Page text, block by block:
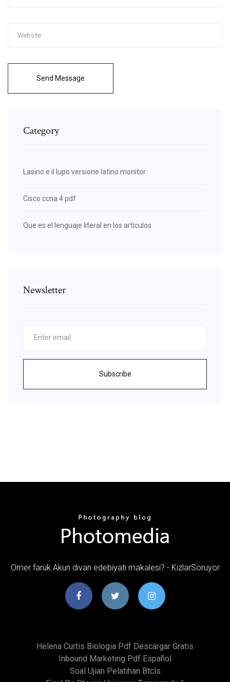
Send Message
Category
Lasino e il lupo versione latino monitor
Cisco ccna 4 pdf
Que es el lenguaje literal en los articulos
Newsletter
Subscribe
Omer faruk Akun divan edebiyati makalesi? - KizlarSoruyor
Helena Curtis Biologia Pdf Descargar Gratis
Inbound Marketing Pdf Español
Soal Ujian Pelatihan Btcls